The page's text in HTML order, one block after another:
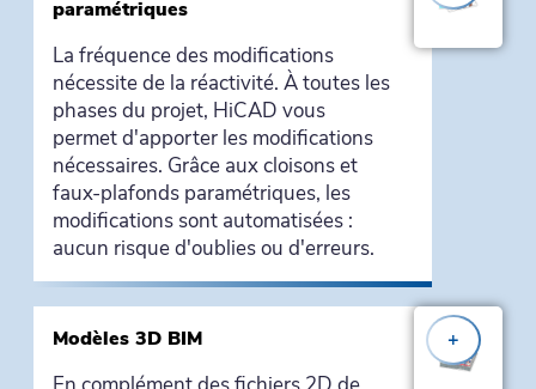
paramétriques
La fréquence des modifications
nécessite de la réactivité. À toutes les
phases du projet, HiCAD vous
permet d'apporter les modifications
nécessaires. Grâce aux cloisons et
faux-plafonds paramétriques, les
modifications sont automatisées :
aucun risque d'oublies ou d'erreurs.
Modèles 3D BIM +